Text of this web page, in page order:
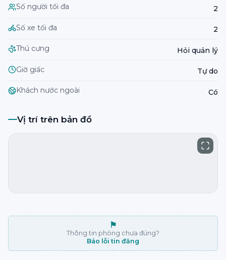
Số người tối đa 2
Số xe tối đa 2
Thú cưng Hỏi quản lý
Giờ giấc Tự do
Khách nước ngoài Có
Vị trí trên bản đồ
⚑
Thông tin phòng chưa đúng?
Báo lỗi tin đăng